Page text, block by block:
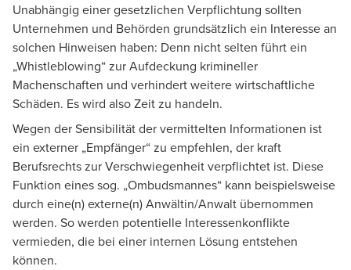
Unabhängig einer gesetzlichen Verpflichtung sollten
Unternehmen und Behörden grundsätzlich ein Interesse an
solchen Hinweisen haben: Denn nicht selten führt ein
„Whistleblowing“ zur Aufdeckung krimineller
Machenschaften und verhindert weitere wirtschaftliche
Schäden. Es wird also Zeit zu handeln.
Wegen der Sensibilität der vermittelten Informationen ist
ein externer „Empfänger“ zu empfehlen, der kraft
Berufsrechts zur Verschwiegenheit verpflichtet ist. Diese
Funktion eines sog. „Ombudsmannes“ kann beispielsweise
durch eine(n) externe(n) Anwältin/Anwalt übernommen
werden. So werden potentielle Interessenkonflikte
vermieden, die bei einer internen Lösung entstehen
können.